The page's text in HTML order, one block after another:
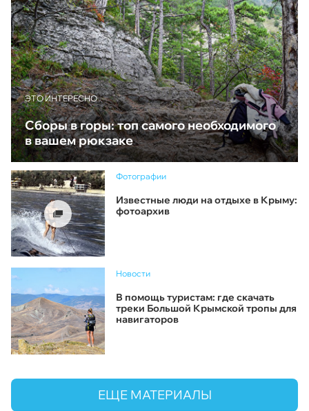
ЭТО ИНТЕРЕСНО
Сборы в горы: топ самого необходимого
в вашем рюкзаке
Фотографии
Известные люди на отдыхе в Крыму:
фотоархив
Новости
В помощь туристам: где скачать
треки Большой Крымской тропы для
навигаторов
ЕЩЕ МАТЕРИАЛЫ